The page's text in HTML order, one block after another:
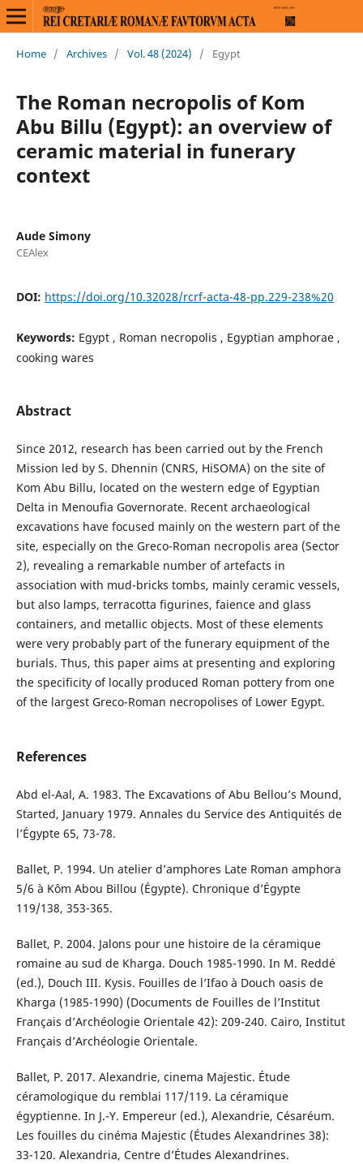
Home / Archives / Vol. 48 (2024) / Egypt
The Roman necropolis of Kom
Abu Billu (Egypt): an overview of
ceramic material in funerary
context
Aude Simony
CEAlex
DOI: https://doi.org/10.32028/rcrf-acta-48-pp.229-238%20
Keywords: Egypt , Roman necropolis , Egyptian amphorae ,
cooking wares
Abstract
Since 2012, research has been carried out by the French
Mission led by S. Dhennin (CNRS, HiSOMA) on the site of
Kom Abu Billu, located on the western edge of Egyptian
Delta in Menoufia Governorate. Recent archaeological
excavations have focused mainly on the western part of the
site, especially on the Greco-Roman necropolis area (Sector
2), revealing a remarkable number of artefacts in
association with mud-bricks tombs, mainly ceramic vessels,
but also lamps, terracotta figurines, faience and glass
containers, and metallic objects. Most of these elements
were very probably part of the funerary equipment of the
burials. Thus, this paper aims at presenting and exploring
the specificity of locally produced Roman pottery from one
of the largest Greco-Roman necropolises of Lower Egypt.
References
Abd el-Aal, A. 1983. The Excavations of Abu Bellou’s Mound,
Started, January 1979. Annales du Service des Antiquités de
l’Égypte 65, 73-78.
Ballet, P. 1994. Un atelier d’amphores Late Roman amphora
5/6 à Kôm Abou Billou (Égypte). Chronique d’Égypte
119/138, 353-365.
Ballet, P. 2004. Jalons pour une histoire de la céramique
romaine au sud de Kharga. Douch 1985-1990. In M. Reddé
(ed.), Douch III. Kysis. Fouilles de l’Ifao à Douch oasis de
Kharga (1985-1990) (Documents de Fouilles de l’Institut
Français d’Archéologie Orientale 42): 209-240. Cairo, Institut
Français d’Archéologie Orientale.
Ballet, P. 2017. Alexandrie, cinema Majestic. Étude
céramologique du remblai 117/119. La céramique
égyptienne. In J.-Y. Empereur (ed.), Alexandrie, Césaréum.
Les fouilles du cinéma Majestic (Études Alexandrines 38):
33-120. Alexandria, Centre d’Études Alexandrines.